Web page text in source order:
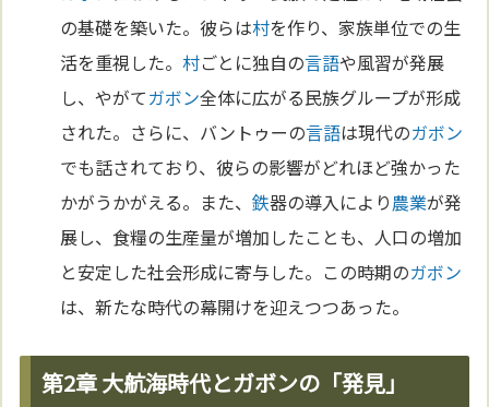
の基礎を築いた。彼らは村を作り、家族単位での生
活を重視した。村ごとに独自の言語や風習が発展
し、やがてガボン全体に広がる民族グループが形成
された。さらに、バントゥーの言語は現代のガボン
でも話されており、彼らの影響がどれほど強かった
かがうかがえる。また、鉄器の導入により農業が発
展し、食糧の生産量が増加したことも、人口の増加
と安定した社会形成に寄与した。この時期のガボン
は、新たな時代の幕開けを迎えつつあった。
第2章 大航海時代とガボンの「発見」